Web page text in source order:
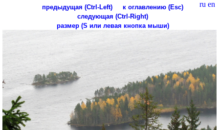
ru en
предыдущая (Ctrl-Left)
к оглавлению (Esc)
следующая (Ctrl-Right)
размер (S или левая кнопка мыши)